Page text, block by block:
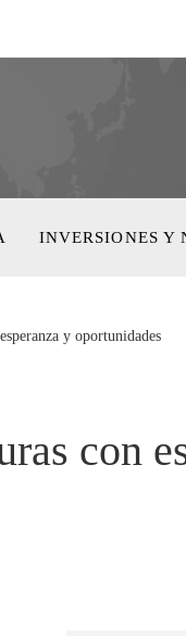
INVERSIONES Y
y oportunidades
con